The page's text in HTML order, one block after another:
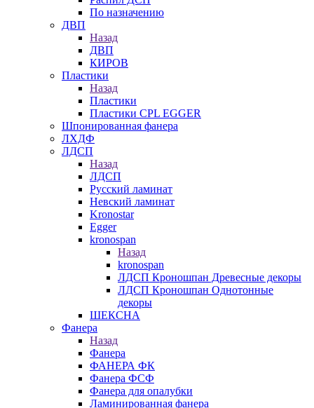
По назначению
ДВП
Назад
ДВП
КИРОВ
Пластики
Назад
Пластики
Пластики CPL EGGER
Шпонированная фанера
ЛХДФ
ЛДСП
Назад
ЛДСП
Русский ламинат
Невский ламинат
Kronostar
Egger
kronospan
Назад
kronospan
ЛДСП Кроношпан Древесные декоры
ЛДСП Кроношпан Однотонные
декоры
ШЕКСНА
Фанера
Назад
Фанера
ФАНЕРА ФК
Фанера ФСФ
Фанера для опалубки
Ламинированная фанера